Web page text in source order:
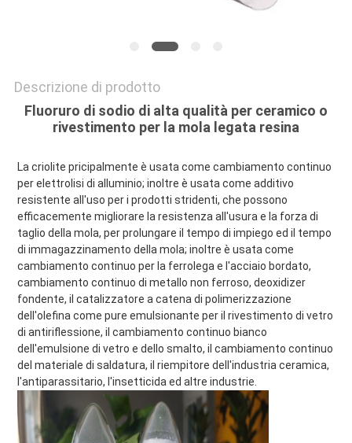
Descrizione di prodotto
Fluoruro di sodio di alta qualità per ceramico o
rivestimento per la mola legata resina
La criolite pricipalmente è usata come cambiamento continuo
per elettrolisi di alluminio; inoltre è usata come additivo
resistente all'uso per i prodotti stridenti, che possono
efficacemente migliorare la resistenza all'usura e la forza di
taglio della mola, per prolungare il tempo di impiego ed il tempo
di immagazzinamento della mola; inoltre è usata come
cambiamento continuo per la ferrolega e l'acciaio bordato,
cambiamento continuo di metallo non ferroso, deoxidizer
fondente, il catalizzatore a catena di polimerizzazione
dell'olefina come pure emulsionante per il rivestimento di vetro
di antiriflessione, il cambiamento continuo bianco
dell'emulsione di vetro e dello smalto, il cambiamento continuo
del materiale di saldatura, il riempitore dell'industria ceramica,
l'antiparassitario, l'insetticida ed altre industrie.